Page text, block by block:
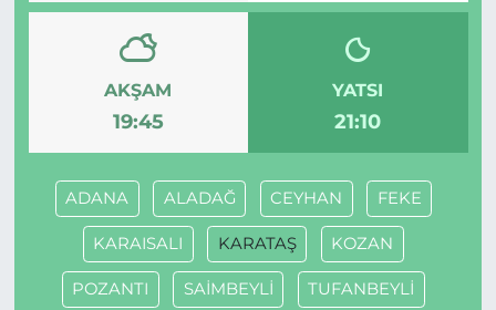
AKŞAM
19:45
YATSI
21:10
ADANA ALADAĞ CEYHAN FEKE
KARAISALI KARATAŞ KOZAN
POZANTI SAİMBEYLİ TUFANBEYLİ